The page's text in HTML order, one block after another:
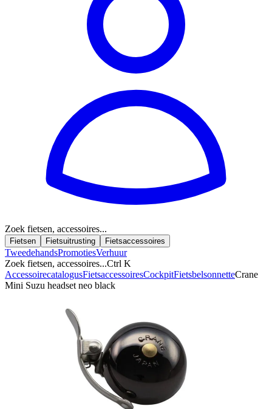
Zoek fietsen, accessoires...
Fietsen Fietsuitrusting Fietsaccessoires
TweedehandsPromotiesVerhuur
Zoek fietsen, accessoires...Ctrl K
AccessoirecatalogusFietsaccessoiresCockpitFietsbelsonnetteCrane
Mini Suzu headset neo black